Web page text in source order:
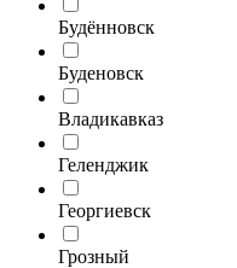
Будённовск
Буденовск
Владикавказ
Геленджик
Георгиевск
Грозный